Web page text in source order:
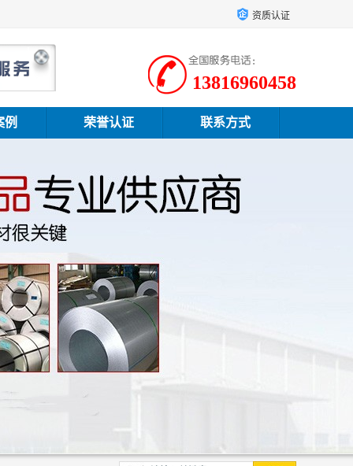
资质认证
13816960458
例 荣誉认证 联系方式